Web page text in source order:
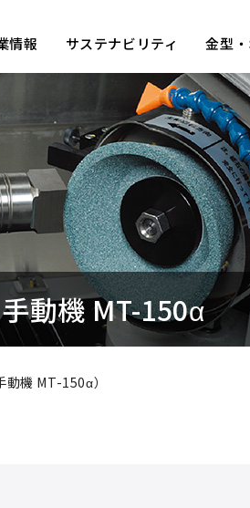
情報 サステナビリティ 金型
動機 MT-150α
機 MT-150α）